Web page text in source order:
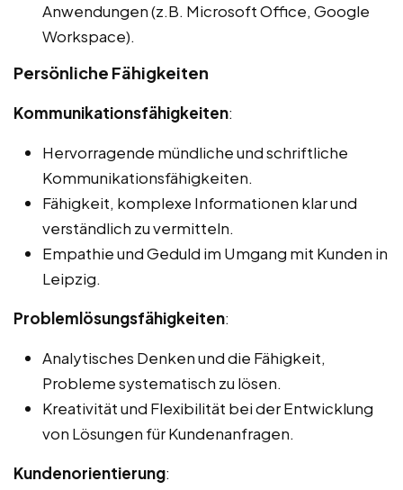
Anwendungen (z.B. Microsoft Office, Google
Workspace).
Persönliche Fähigkeiten
Kommunikationsfähigkeiten:
Hervorragende mündliche und schriftliche
Kommunikationsfähigkeiten.
Fähigkeit, komplexe Informationen klar und
verständlich zu vermitteln.
Empathie und Geduld im Umgang mit Kunden in
Leipzig.
Problemlösungsfähigkeiten:
Analytisches Denken und die Fähigkeit,
Probleme systematisch zu lösen.
Kreativität und Flexibilität bei der Entwicklung
von Lösungen für Kundenanfragen.
Kundenorientierung: